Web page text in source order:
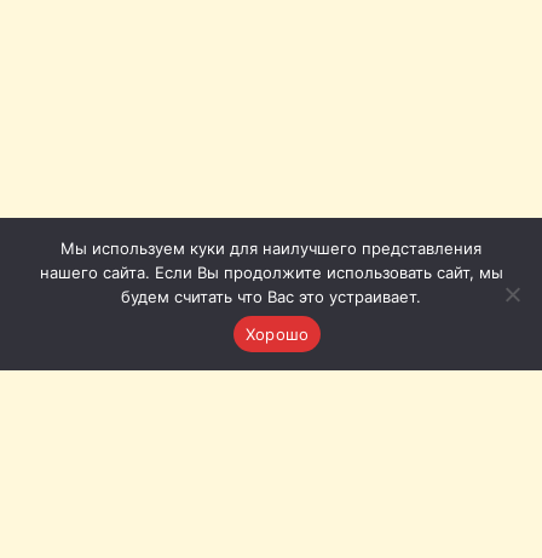
Мы используем куки для наилучшего представления
нашего сайта. Если Вы продолжите использовать сайт, мы
будем считать что Вас это устраивает.
Хорошо